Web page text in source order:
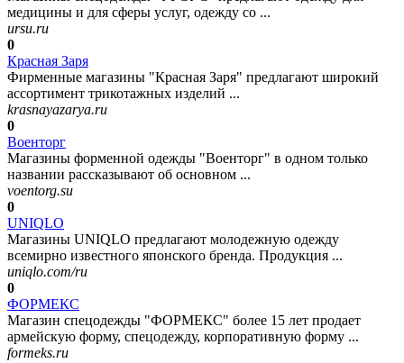
медицины и для сферы услуг, одежду со ...
ursu.ru
0
Красная Заря
Фирменные магазины "Красная Заря" предлагают широкий
ассортимент трикотажных изделий ...
krasnayazarya.ru
0
Военторг
Магазины форменной одежды "Военторг" в одном только
названии рассказывают об основном ...
voentorg.su
0
UNIQLO
Магазины UNIQLO предлагают молодежную одежду
всемирно известного японского бренда. Продукция ...
uniqlo.com/ru
0
ФОРМЕКС
Магазин спецодежды "ФОРМЕКС" более 15 лет продает
армейскую форму, спецодежду, корпоративную форму ...
formeks.ru